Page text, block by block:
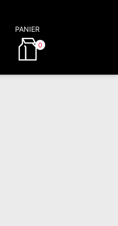
PANIER
0